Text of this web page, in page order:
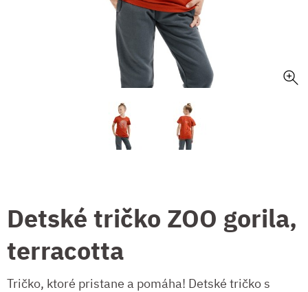
Detské tričko ZOO gorila,
terracotta
Tričko, ktoré pristane a pomáha! Detské tričko s